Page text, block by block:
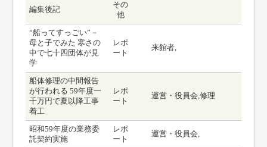
編集後記
その
他
“船ってすっごい”－
母と子でみた 寒さの
中で七十四団体が見
学
レポ
ート
来館者,
船体修理の中間報告
が行われる 59年度一
千万円で夏以降工事
着工
レポ
ート
運営・役員会,修理
昭和59年度の業務委
託契約実施
レポ
ート
運営・役員会,